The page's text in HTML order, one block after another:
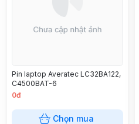
Pin laptop Averatec LC32BA122,
C4500BAT-6
0đ
Chọn mua